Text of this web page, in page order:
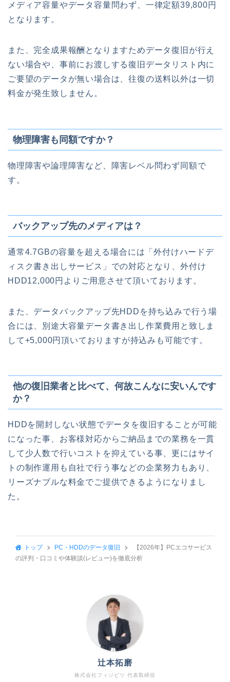
メディア容量やデータ容量問わず、一律定額39,800円
となります。
また、完全成果報酬となりますためデータ復旧が行え
ない場合や、事前にお渡しする復旧データリスト内に
ご要望のデータが無い場合は、往復の送料以外は一切
料金が発生致しません。
物理障害も同額ですか？
物理障害や論理障害など、障害レベル問わず同額で
す。
バックアップ先のメディアは？
通常4.7GBの容量を超える場合には「外付けハードデ
ィスク書き出しサービス」での対応となり、外付け
HDD12,000円よりご用意させて頂いております。
また、データバックアップ先HDDを持ち込みで行う場
合には、別途大容量データ書き出し作業費用と致しま
して+5,000円頂いておりますが持込みも可能です。
他の復旧業者と比べて、何故こんなに安いんです
か？
HDDを開封しない状態でデータを復旧することが可能
になった事、お客様対応からご納品までの業務を一貫
して少人数で行いコストを抑えている事、更にはサイ
トの制作運用も自社で行う事などの企業努力もあり、
リーズナブルな料金でご提供できるようになりまし
た。
トップ PC・HDDのデータ復旧
【2026年】PCエコサービス
の評判・口コミや体験談(レビュー)を徹底分析
株式会社フィジビリ 代表取締役
辻本拓磨